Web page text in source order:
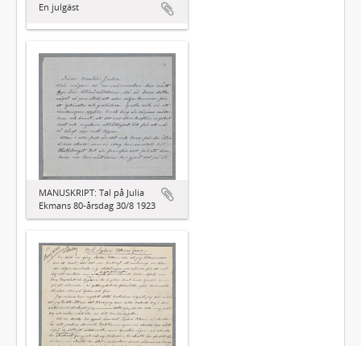
En julgäst
MANUSKRIPT: Tal på Julia
Ekmans 80-årsdag 30/8 1923